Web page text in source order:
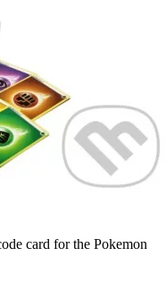
card for the Pokemon